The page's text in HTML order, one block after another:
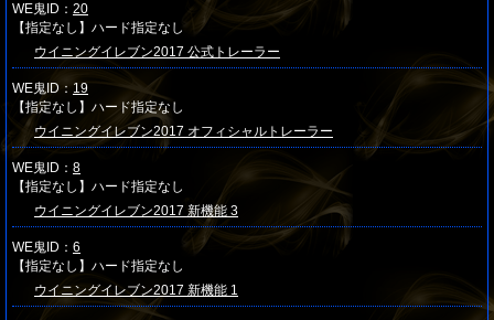
WE鬼ID： 20
【指定なし】ハード指定なし
ウイニングイレブン2017 公式トレーラー
WE鬼ID： 19
【指定なし】ハード指定なし
ウイニングイレブン2017 オフィシャルトレーラー
WE鬼ID： 8
【指定なし】ハード指定なし
ウイニングイレブン2017 新機能 3
WE鬼ID： 6
【指定なし】ハード指定なし
ウイニングイレブン2017 新機能 1